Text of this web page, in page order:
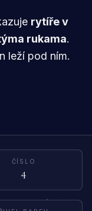
rytíře v
rukama.
leží pod ním.
ČÍSLO
4